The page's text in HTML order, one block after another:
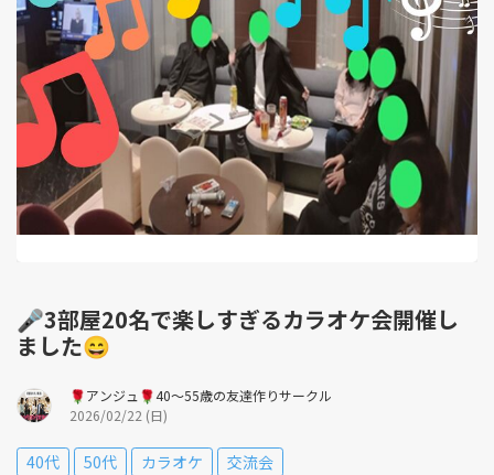
🎤3部屋20名で楽しすぎるカラオケ会開催し
ました😄
🌹アンジュ🌹40～55歳の友達作りサークル
2026/02/22 (日)
40代 50代 カラオケ 交流会